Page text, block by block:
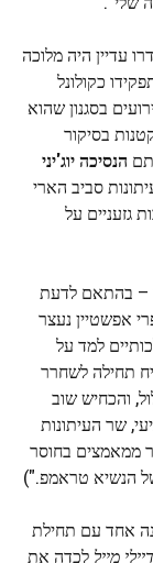
2018, אנדרו עדיין היה מלוכה
כקולונל
בסגנון שהוא
בסיקור
הנסיכה יוג'יני
העיתונות סביב הארי
גזעניים על
– בהתאם לדעת
2019, כאשר ג'פרי אפשטיין נעצר
למד על
תחילה לשחרר
והכחיש שוב
שר העיתונות
ממאמצים בחוסר
הנשיא טראמפ.")
אחד עם תחילת
דיילי מייל לכדה את